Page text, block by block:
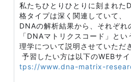
私たちひとりひとりに刻まれた
格タイプは深く関連していて、
DNAの解析結果から、それぞれ
「DNAマトリクスコード」と
理学について説明させていただ
予習したい方は以下のWEBサ
tps://www.dna-matrix-